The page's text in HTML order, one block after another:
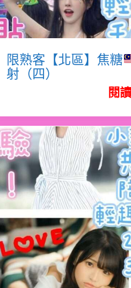
限熟客【北區】焦糖
射（四）
閱